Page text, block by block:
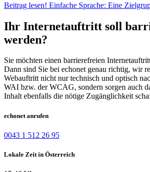
Beitrag lesen! Einfache Sprache: Eine
Ihr Internetauftritt soll
werden?
Sie möchten einen barrierefreien
Dann sind Sie bei echonet genau richtig, wir
Webauftritt nicht nur technisch und optisch
WAI bzw. der WCAG, sondern sorgen auch
Inhalt ebenfalls die nötige Zugänglichkeit
echonet anrufen
0043 1 512 26 95
Lokale Zeit in Österreich